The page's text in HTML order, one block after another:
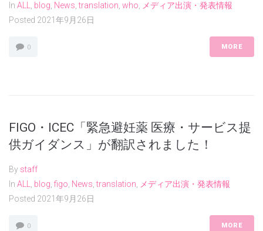
In ALL blog News ,translation who
メディア出演・発表情報
Posted 2021年9月26日
0 MORE
FIGO・ICEC「緊急避妊薬 医療・サービス提
供ガイダンス」が翻訳されました！
By staff
In ALL blog figo News ,translation
メディア出演・発表情報
Posted 2021年9月26日
0 MORE